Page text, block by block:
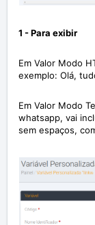
1 - Para exibir
Em Valor Modo
exemplo: Olá,
Em Valor Modo
whatsapp, vai
sem espaços,